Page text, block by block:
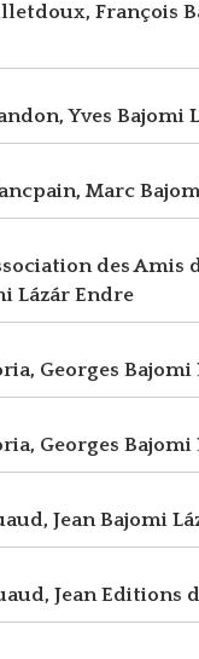
François
Yves Bajomi
Marc
des Amis
Lázár Endre
Georges Bajomi
Georges Bajomi
JeanBajomi
JeanEditions